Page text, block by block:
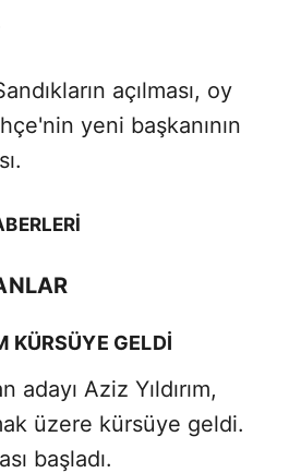
açılması, oy
yeni başkanının
KÜRSÜYE GELDİ
adayı Aziz Yıldırım,
üzere kürsüye geldi.
başladı.